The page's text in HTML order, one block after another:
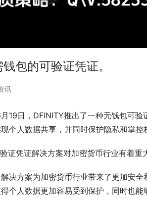
包的可验证凭证。
讯
19日，DFINITY推出了一种无钱包可
个人数据共享，并同时保护隐私和掌控
证凭证解决方案对加密货币行业有着重
决方案为加密货币行业带来了更加安
个人数据更加容易受到保护，同时也能